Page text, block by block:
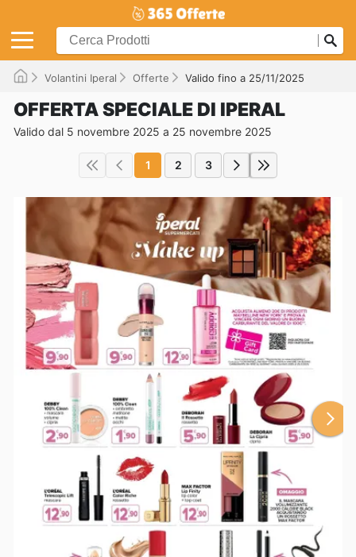
Volantini Iperal Offerte Valido fino a 25/11/2025
OFFERTA SPECIALE DI IPERAL
Valido dal 5 novembre 2025 a 25 novembre 2025
1 2 3